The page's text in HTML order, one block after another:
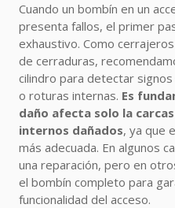
Cuando un bombín en un
presenta fallos, el primer
exhaustivo. Como
de cerraduras,
cilindro para detectar
o roturas internas. Es
daño afecta solo la
internos dañados, ya que
más adecuada. En algunos
una reparación, pero en
el bombín completo para
funcionalidad del acceso.